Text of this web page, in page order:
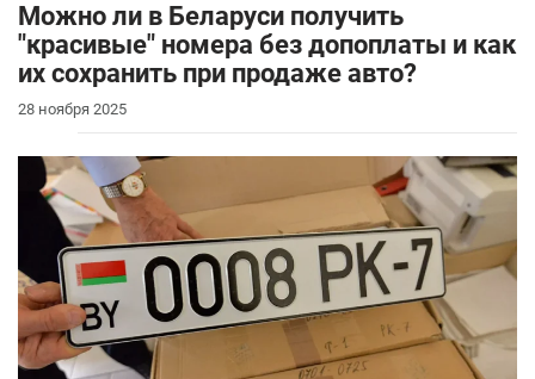
Можно ли в Беларуси получить
"красивые" номера без допоплаты и как
их сохранить при продаже авто?
28 ноября 2025